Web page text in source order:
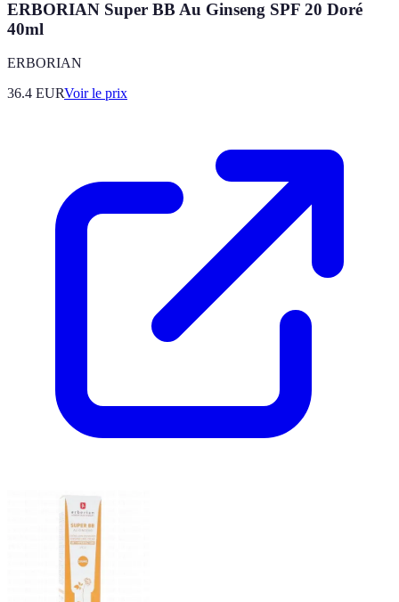
ERBORIAN Super BB Au Ginseng SPF 20 Doré
40ml
ERBORIAN
36.4 EURVoir le prix